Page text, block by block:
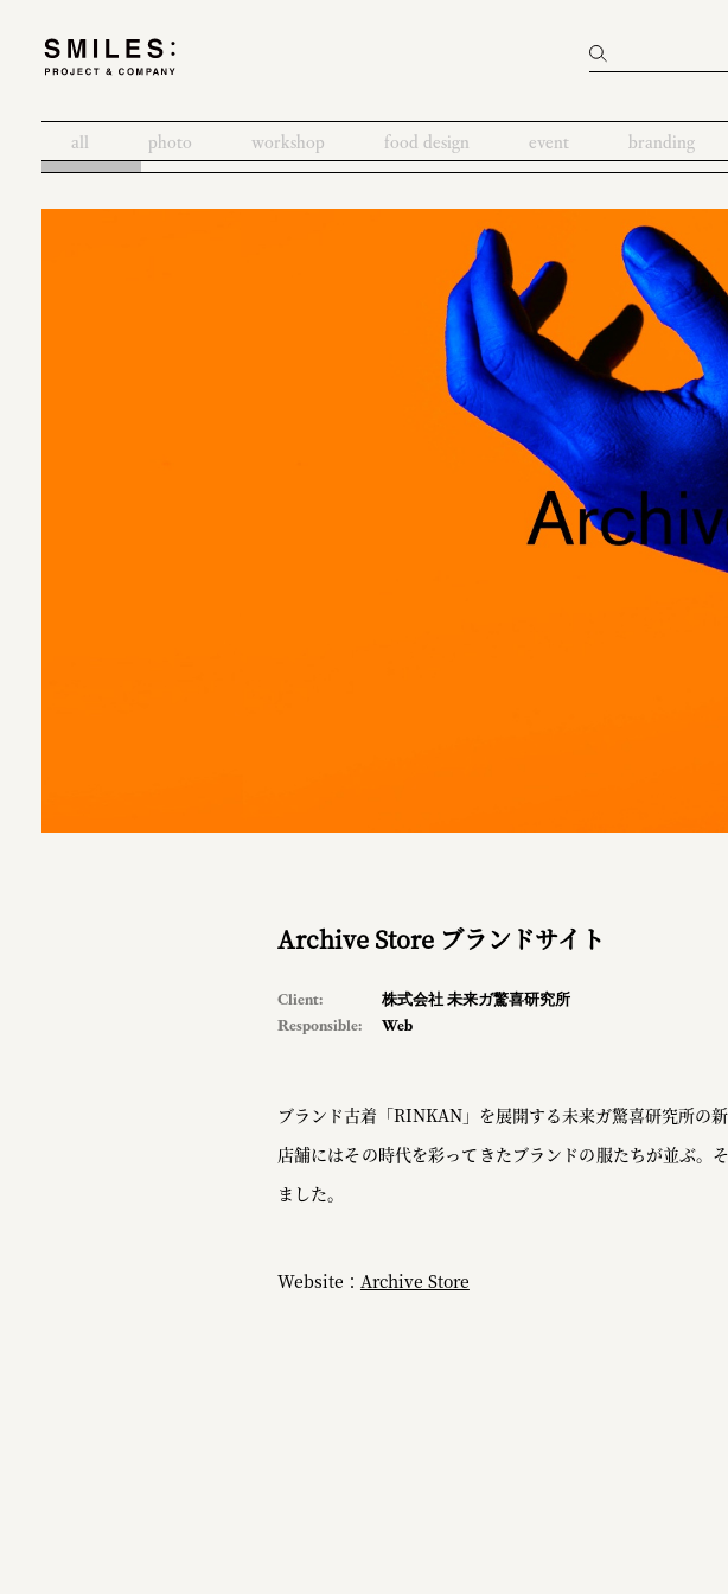
all photo workshop food design event branding
Archive Store ブランドサイト
Client:
株式会社 未来ガ驚喜研究所
Responsible:
Web
ブランド古着「RINKAN」を展開する未来ガ驚喜研究所の
店舗にはその時代を彩ってきたブランドの服たちが並ぶ。
ました。
Website： Archive Store